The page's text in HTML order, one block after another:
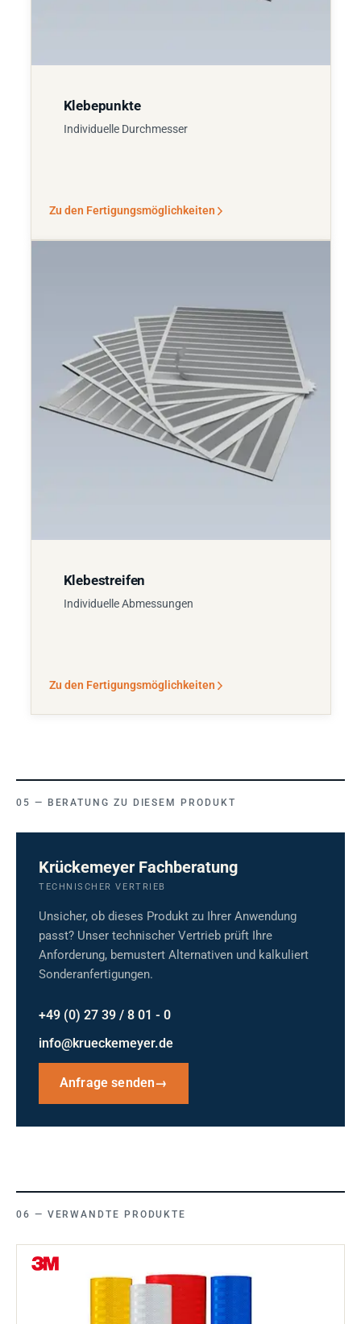
Klebepunkte
Individuelle Durchmesser
Zu den Fertigungsmöglichkeiten
Klebestreifen
Individuelle Abmessungen
Zu den Fertigungsmöglichkeiten
BERATUNG ZU DIESEM PRODUKT
Krückemeyer Fachberatung
TECHNISCHER VERTRIEB
Unsicher, ob dieses Produkt zu Ihrer Anwendung
passt? Unser technischer Vertrieb prüft Ihre
Anforderung, bemustert Alternativen und kalkuliert
Sonderanfertigungen.
+49 (0) 27 39 / 8 01 - 0
info@krueckemeyer.de
Anfrage senden→
VERWANDTE PRODUKTE